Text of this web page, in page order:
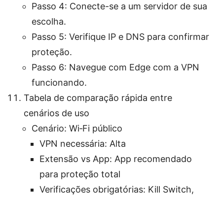
Passo 4: Conecte-se a um servidor de sua
escolha.
Passo 5: Verifique IP e DNS para confirmar
proteção.
Passo 6: Navegue com Edge com a VPN
funcionando.
Tabela de comparação rápida entre
cenários de uso
Cenário: Wi‑Fi público
VPN necessária: Alta
Extensão vs App: App recomendado
para proteção total
Verificações obrigatórias: Kill Switch,